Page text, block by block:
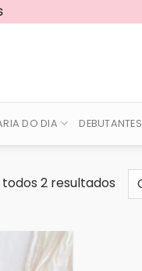
DO DIA DEBUTANTES
todos 2 resultados